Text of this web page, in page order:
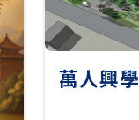
萬人興學